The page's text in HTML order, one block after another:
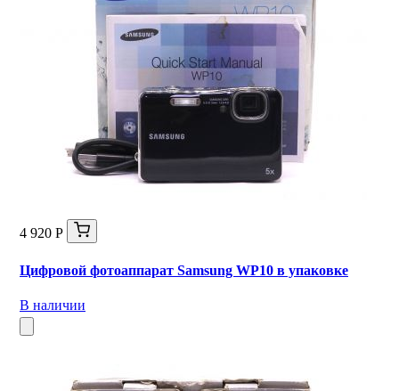
4 920 Р
Цифровой фотоаппарат Samsung WP10 в упаковке
В наличии